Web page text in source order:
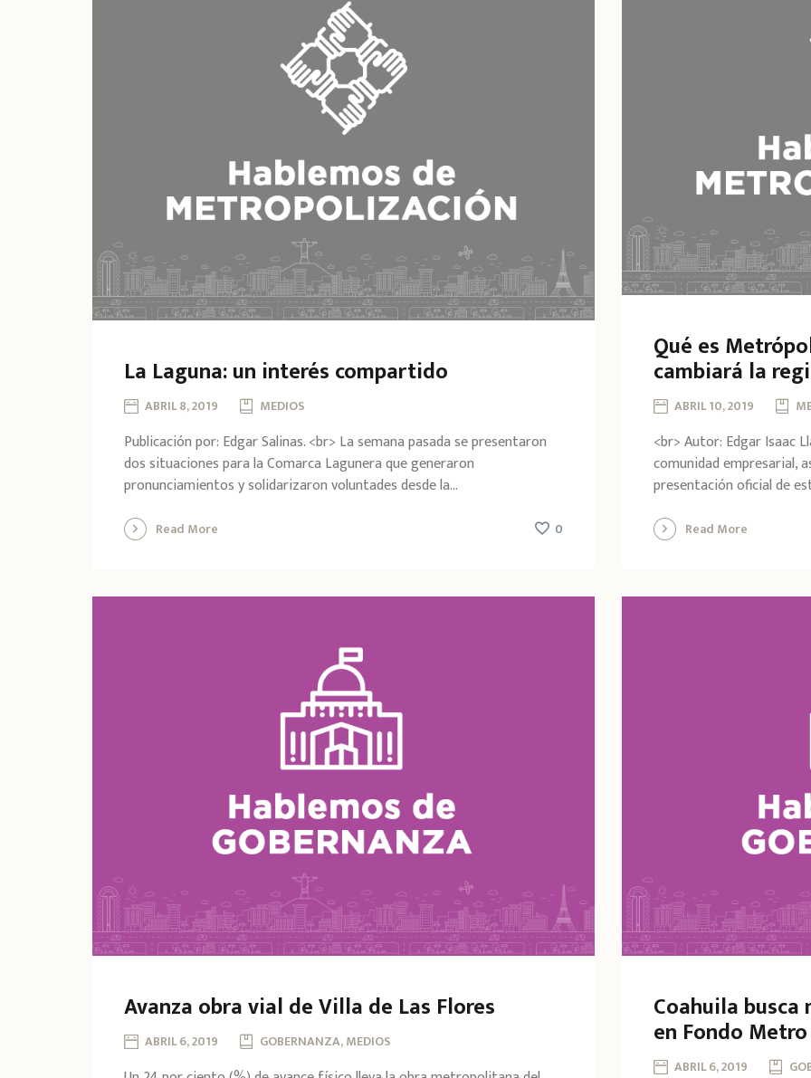
Qué es
cambiará la
ABRIL 10, 2019
<br> Autor: Edgar Isaac
comunidad empresarial,
presentación oficial de
Read More
La Laguna: un interés compartido
ABRIL 8, 2019 MEDIOS
Publicación por: Edgar Salinas. <br> La semana pasada se presentaron
dos situaciones para la Comarca Lagunera que generaron
pronunciamientos y solidarizaron voluntades desde la...
Read More 0
Avanza obra vial de Villa de Las Flores
ABRIL 6, 2019 GOBERNANZA, MEDIOS
Coahuila busca
en Fondo Metro
ABRIL 6, 2019